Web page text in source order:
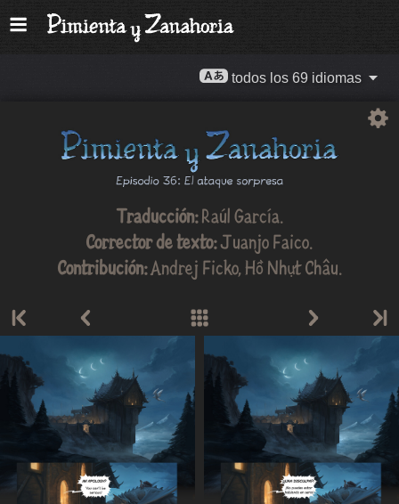
todos los 69 idiomas
Traducción:Raúl García.
Corrector de texto:Juanjo Faico.
Contribución:Andrej Ficko,Hồ Nhựt Châu.